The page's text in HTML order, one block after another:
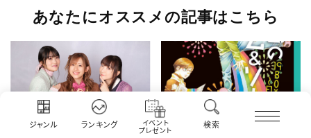
ジャンル ランキング イベント
プレゼント
検索
あなたにオススメの記事はこちら